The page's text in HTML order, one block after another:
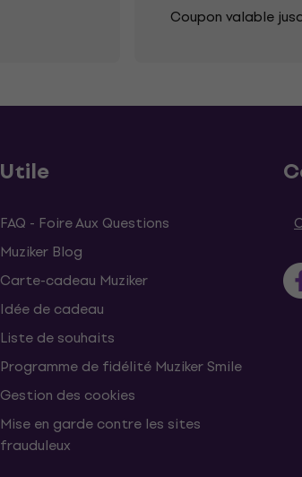
Coupon valable
Utile
FAQ - Foire Aux Questions
Muziker Blog
Carte-cadeau Muziker
Idée de cadeau
Liste de souhaits
Programme de fidélité Muziker Smile
Gestion des cookies
Mise en garde contre les sites
frauduleux